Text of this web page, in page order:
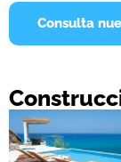
Consulta